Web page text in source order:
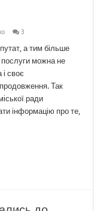
3
а тим більше
послуги можна не
своє
Так
ради
інформацію про те,